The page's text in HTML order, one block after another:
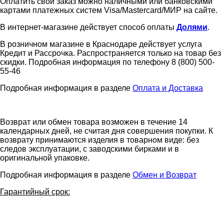
картами платежных систем Visa/Mastercard/МИР на сайте.
В интернет-магазине действует способ оплаты Долями.
В розничном магазине в Краснодаре действует услуга
Кредит и Рассрочка. Распространяется только на товар без
скидки. Подробная информация по телефону 8 (800) 500-
55-46
Подробная информация в разделе Оплата и Доставка
Возврат или обмен товара возможен в течение 14
календарных дней, не считая дня совершения покупки. К
возврату принимаются изделия в товарном виде: без
следов эксплуатации, с заводскими бирками и в
оригинальной упаковке.
Подробная информация в разделе Обмен и Возврат
Гарантийный срок: